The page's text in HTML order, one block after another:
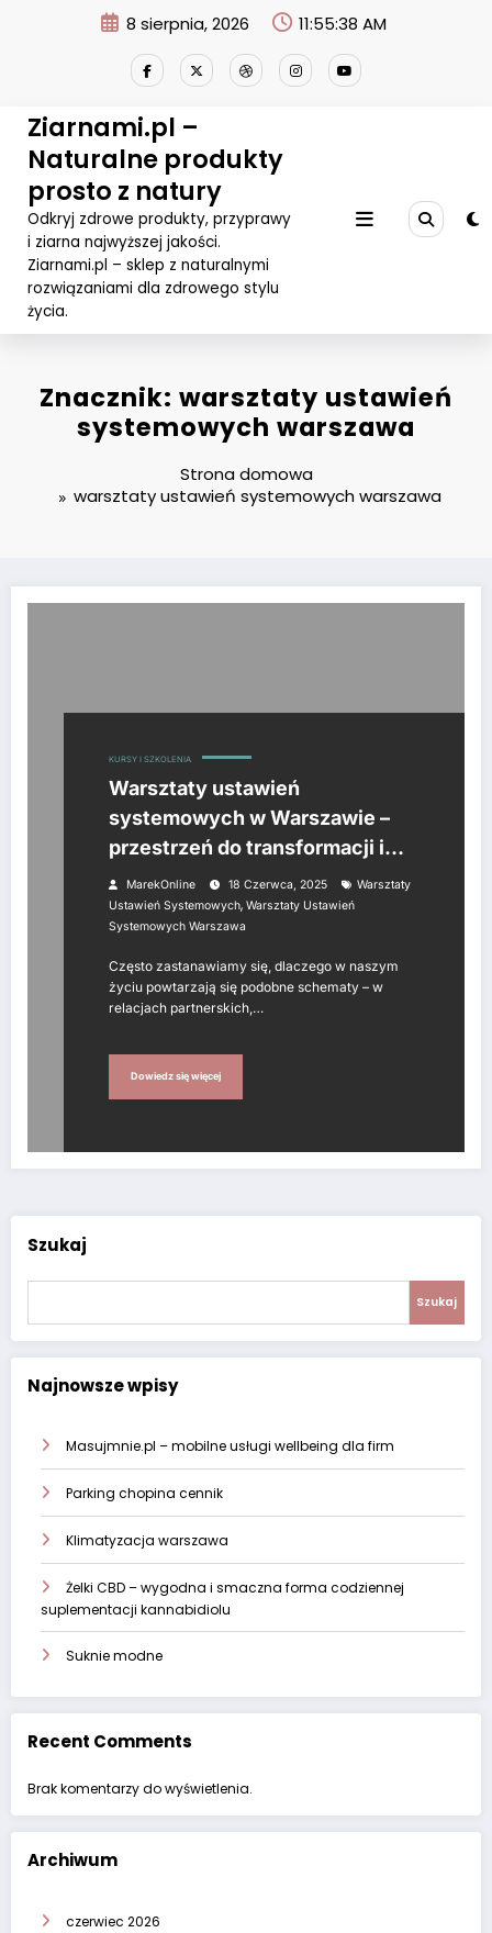
8 sierpnia, 2026 11:55:38 AM
Ziarnami.pl –
Naturalne produkty
prosto z natury
Odkryj zdrowe produkty, przyprawy
i ziarna najwyższej jakości.
Ziarnami.pl – sklep z naturalnymi
rozwiązaniami dla zdrowego stylu
życia.
Znacznik: warsztaty ustawień
systemowych warszawa
Strona domowa
warsztaty ustawień systemowych warszawa
KURSY I SZKOLENIA
Warsztaty ustawień
systemowych w Warszawie –
przestrzeń do transformacji i
samopoznania
MarekOnline 18 Czerwca, 2025
Warsztaty
Ustawień Systemowych, Warsztaty Ustawień
Systemowych Warszawa
Często zastanawiamy się, dlaczego w naszym
życiu powtarzają się podobne schematy – w
relacjach partnerskich,…
Dowiedz się więcej
Szukaj
Szukaj
Najnowsze wpisy
Masujmnie.pl – mobilne usługi wellbeing dla firm
Parking chopina cennik
Klimatyzacja warszawa
Żelki CBD – wygodna i smaczna forma codziennej
suplementacji kannabidiolu
Suknie modne
Recent Comments
Brak komentarzy do wyświetlenia.
Archiwum
czerwiec 2026